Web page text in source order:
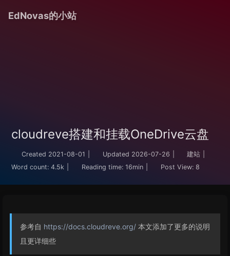
EdNovas的小站
cloudreve搭建和挂载OneDrive云盘
Created 2021-08-01 Updated 2026-07-26 建站
Word count: 4.5k Reading time: 16min Post View: 8
参考自 https://docs.cloudreve.org/ 本文添加了更多的说明
且更详细些